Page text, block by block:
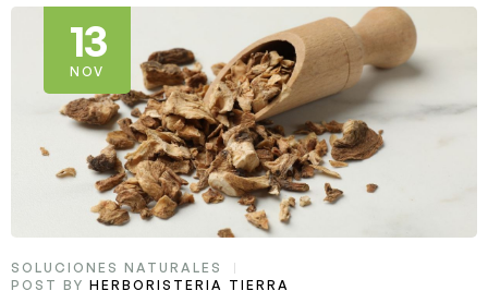
13
NOV
SOLUCIONES NATURALES
POST BY HERBORISTERIA TIERRA